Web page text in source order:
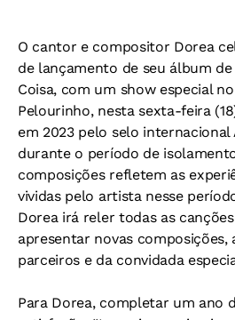
O cantor e compositor Dorea
de lançamento de seu álbum
Coisa, com um show especial
Pelourinho, nesta sexta-feira
em 2023 pelo selo internacional
durante o período de
composições refletem as
vividas pelo artista nesse
Dorea irá reler todas as
apresentar novas composições,
parceiros e da convidada
Para Dorea, completar um ano